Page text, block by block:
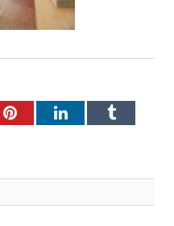
PinterestLinkedInTumblr